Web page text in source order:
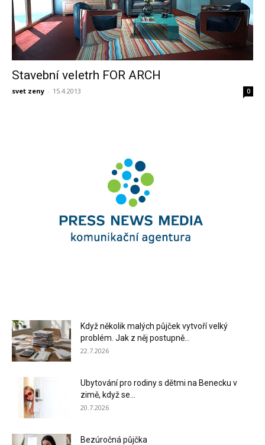
Stavební veletrh FOR ARCH
svet zeny - 15.4.2013 0
Když několik malých půjček vytvoří velký
problém. Jak z něj postupně...
22.7.2026
Ubytování pro rodiny s dětmi na Benecku v
zimě, když se...
20.7.2026
Bezúročná půjčka